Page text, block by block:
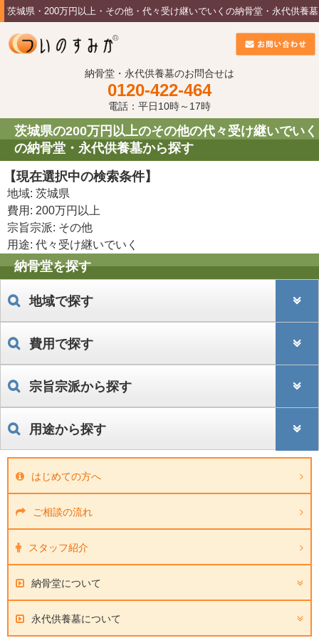
茨城県・200万円以上・その他・代々受け継いでいくの納骨堂・永代供養墓
納骨堂・永代供養墓のお問合せは
0120-422-464
電話：平日10時～17時
茨城県の200万円以上のその他の代々受け継いでいく
の納骨堂・永代供養墓から探す
【現在選択中の検索条件】
地域: 茨城県
費用: 200万円以上
宗旨宗派: その他
用途: 代々受け継いでいく
納骨堂を探す
地域で探す
費用で探す
宗旨宗派から探す
用途から探す
はじめての方へ
ご相談の流れ
スタッフ紹介
納骨堂について
永代供養墓について